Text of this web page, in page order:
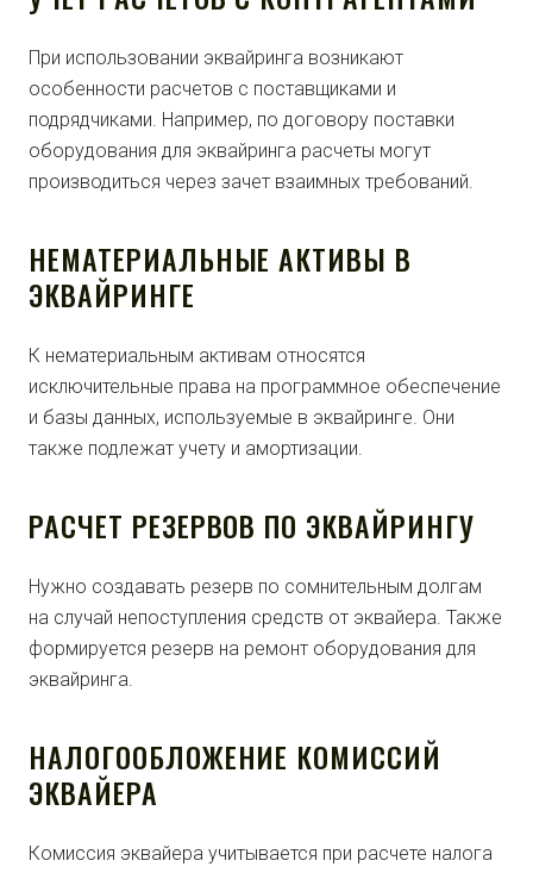
При использовании эквайринга возникают
особенности расчетов с поставщиками и
подрядчиками. Например, по договору поставки
оборудования для эквайринга расчеты могут
производиться через зачет взаимных требований.
НЕМАТЕРИАЛЬНЫЕ АКТИВЫ В
ЭКВАЙРИНГЕ
К нематериальным активам относятся
исключительные права на программное обеспечение
и базы данных, используемые в эквайринге. Они
также подлежат учету и амортизации.
РАСЧЕТ РЕЗЕРВОВ ПО ЭКВАЙРИНГУ
Нужно создавать резерв по сомнительным долгам
на случай непоступления средств от эквайера. Также
формируется резерв на ремонт оборудования для
эквайринга.
НАЛОГООБЛОЖЕНИЕ КОМИССИЙ
ЭКВАЙЕРА
Комиссия эквайера учитывается при расчете налога